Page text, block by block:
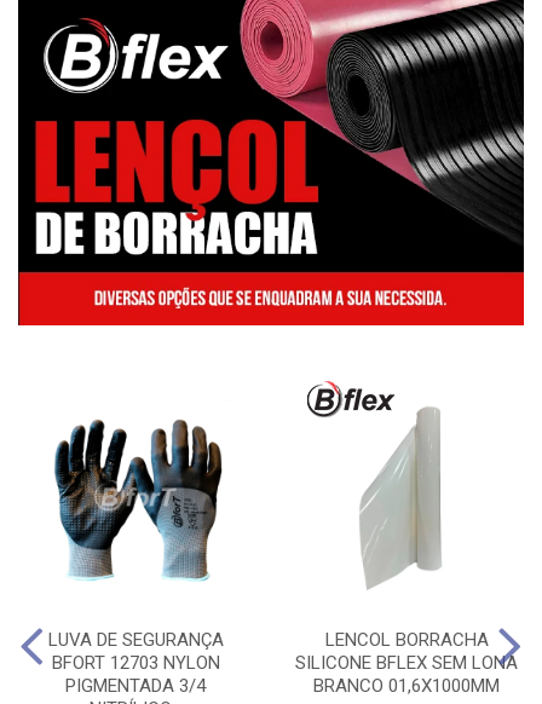
LUVA DE SEGURANÇA
BFORT 12703 NYLON
PIGMENTADA 3/4
LENCOL BORRACHA
SILICONE BFLEX SEM LONA
BRANCO 01,6X1000MM